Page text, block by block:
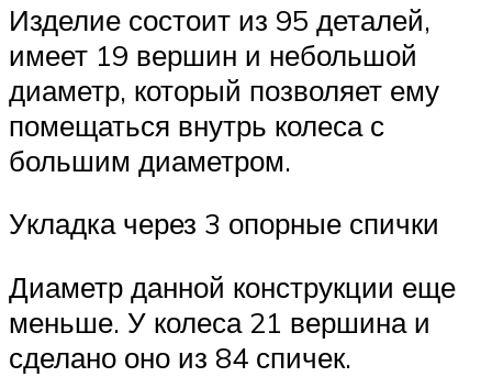
Изделие состоит из 95 деталей,
имеет 19 вершин и небольшой
диаметр, который позволяет ему
помещаться внутрь колеса с
большим диаметром.
Укладка через 3 опорные спички
Диаметр данной конструкции еще
меньше. У колеса 21 вершина и
сделано оно из 84 спичек.